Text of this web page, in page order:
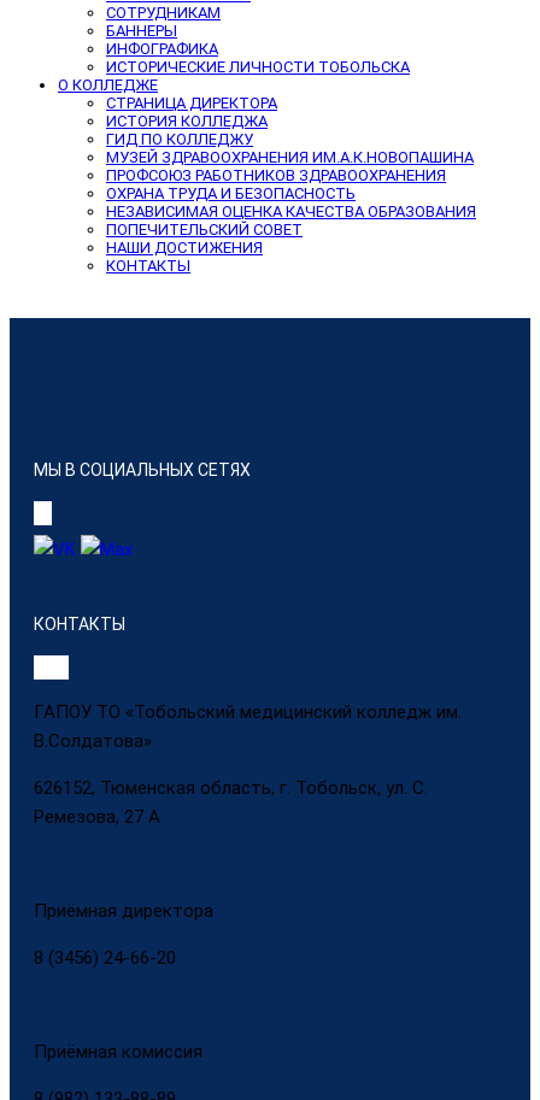
СОТРУДНИКАМ
БАННЕРЫ
ИНФОГРАФИКА
ИСТОРИЧЕСКИЕ ЛИЧНОСТИ ТОБОЛЬСКА
О КОЛЛЕДЖЕ
СТРАНИЦА ДИРЕКТОРА
ИСТОРИЯ КОЛЛЕДЖА
ГИД ПО КОЛЛЕДЖУ
МУЗЕЙ ЗДРАВООХРАНЕНИЯ ИМ.А.К.НОВОПАШИНА
ПРОФСОЮЗ РАБОТНИКОВ ЗДРАВООХРАНЕНИЯ
ОХРАНА ТРУДА И БЕЗОПАСНОСТЬ
НЕЗАВИСИМАЯ ОЦЕНКА КАЧЕСТВА ОБРАЗОВАНИЯ
ПОПЕЧИТЕЛЬСКИЙ СОВЕТ
НАШИ ДОСТИЖЕНИЯ
КОНТАКТЫ
МЫ В СОЦИАЛЬНЫХ СЕТЯХ
КОНТАКТЫ
ГАПОУ ТО «Тобольский медицинский колледж им.
В.Солдатова»
626152, Тюменская область, г. Тобольск, ул. С.
Ремезова, 27 А
Приёмная директора
8 (3456) 24-66-20
Приёмная комиссия